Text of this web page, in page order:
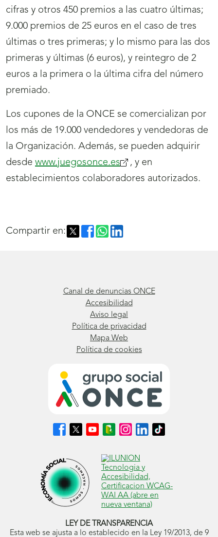
cifras y otros 450 premios a las cuatro últimas;
9.000 premios de 25 euros en el caso de tres
últimas o tres primeras; y lo mismo para las dos
primeras y últimas (6 euros), y reintegro de 2
euros a la primera o la última cifra del número
premiado.
Los cupones de la ONCE se comercializan por
los más de 19.000 vendedores y vendedoras de
la Organización. Además, se pueden adquirir
desde www.juegosonce.es(se
abrirá
, y en
establecimientos colaboradores autorizados.
Compartir en:
Canal de denuncias ONCE
Accesibilidad
Aviso legal
Política de privacidad
Mapa Web
Política de cookies
Síguenos
en
abrirá
en
ventana
nueva)
Síguenos
en
abrirá
en
ventana
nueva)
Síguenos
en
abrirá
en
ventana
nueva)
Síguenos
en
Blog
ONCE
(se
abrirá
en
ventana
nueva)
Síguenos
en
(se
abrirá
en
ventana
nueva)
Síguenos
en
(se
abrirá
en
ventana
nueva)
Síguenos
en
ventana
nueva)
LEY DE TRANSPARENCIA
Esta web se ajusta a lo establecido en la Ley 19/2013, de 9